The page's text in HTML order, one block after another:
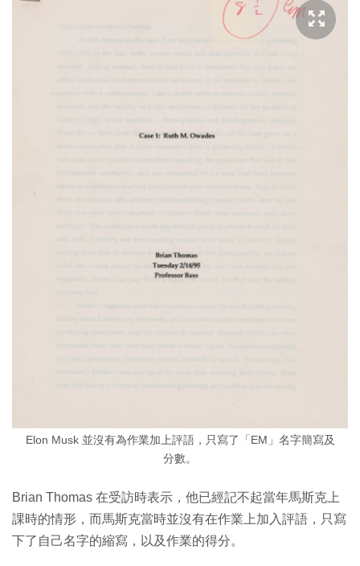
Elon Musk 並沒有為作業加上評語，只寫了「EM」名字簡寫及
分數。
Brian Thomas 在受訪時表示，他已經記不起當年馬斯克上
課時的情形，而馬斯克當時並沒有在作業上加入評語，只寫
下了自己名字的縮寫，以及作業的得分。